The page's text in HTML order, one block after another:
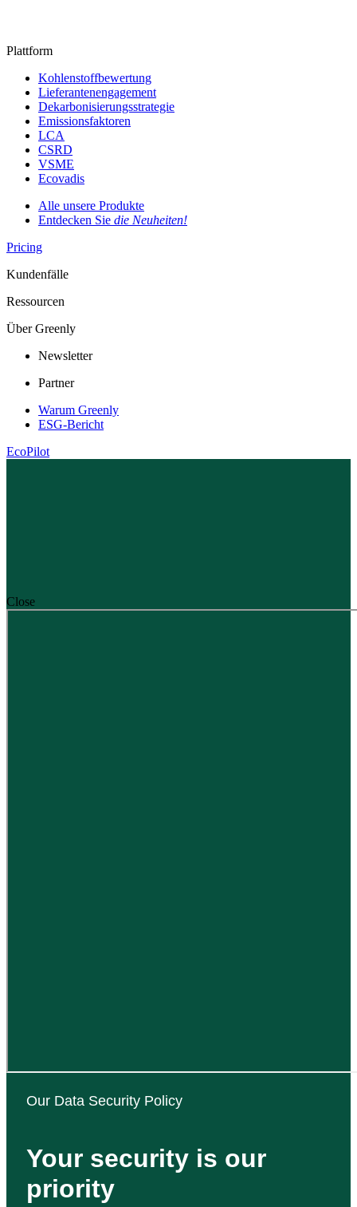
Plattform
Kohlenstoffbewertung
Lieferantenengagement
Dekarbonisierungsstrategie
Emissionsfaktoren
LCA
CSRD
VSME
Ecovadis
Alle unsere Produkte
Entdecken Sie die Neuheiten!
Pricing
Kundenfälle
Ressourcen
Über Greenly
Newsletter
Partner
Warum Greenly
ESG-Bericht
EcoPilot
Close
Our Data Security Policy
Your security is our
priority